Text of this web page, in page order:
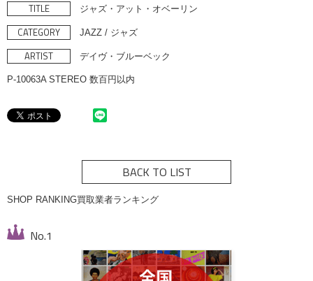
TITLE ジャズ・アット・オベーリン
CATEGORY JAZZ / ジャズ
ARTIST デイヴ・ブルーベック
P-10063A STEREO 数百円以内
BACK TO LIST
SHOP RANKING買取業者ランキング